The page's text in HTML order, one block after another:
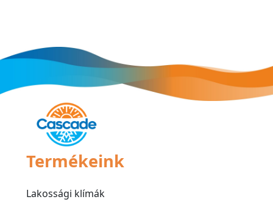
Termékeink
Lakossági klímák